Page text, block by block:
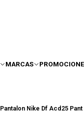
MARCAS
Pantalon Nike Df Acd25